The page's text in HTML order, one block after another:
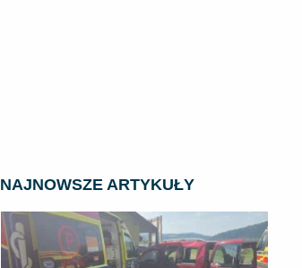
NAJNOWSZE ARTYKUŁY